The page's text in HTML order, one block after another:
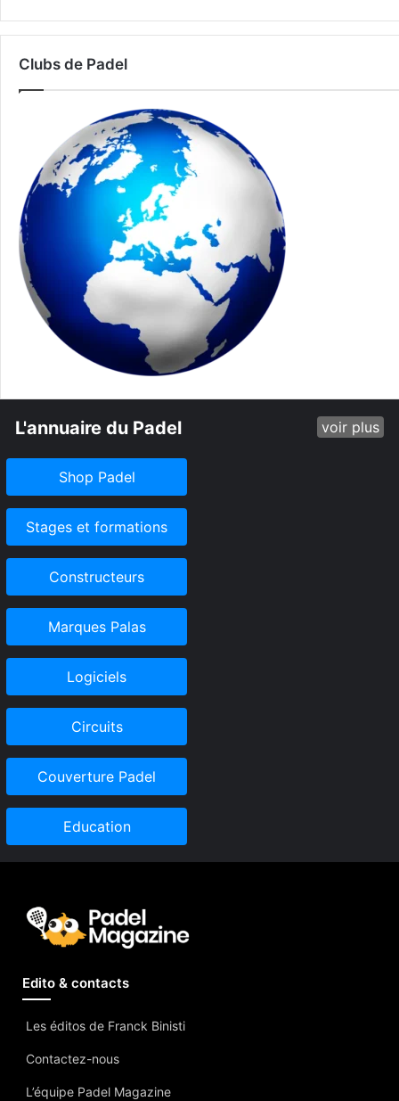
Clubs de Padel
L'annuaire du Padel voir plus
Shop Padel
Stages et formations
Constructeurs
Marques Palas
Logiciels
Circuits
Couverture Padel
Education
Edito & contacts
Les éditos de Franck Binisti
Contactez-nous
L’équipe Padel Magazine